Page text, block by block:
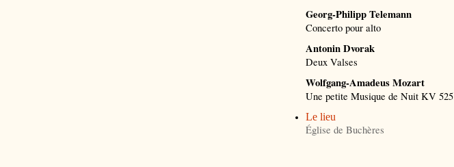
Georg-Philipp Telemann
Concerto pour alto
Antonin Dvorak
Deux Valses
Wolfgang-Amadeus Mozart
Une petite Musique de Nuit KV 525
Le lieu
Église de Buchères